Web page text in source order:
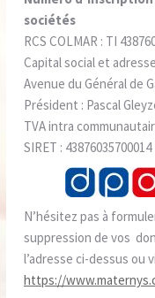
sociétés
RCS COLMAR : TI
Capital social et
Avenue du Général de
Président : Pascal
TVA intra
SIRET : 43876035700014
N’hésitez pas à
suppression de vos
l’adresse ci-dessus ou
https://